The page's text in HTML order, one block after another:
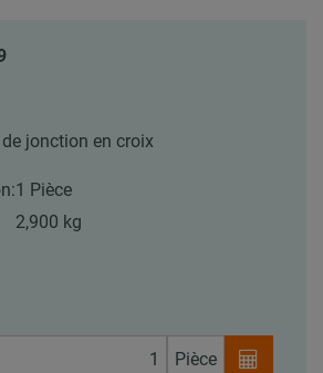
de jonction en croix
1 Pièce
2,900 kg
Pièce